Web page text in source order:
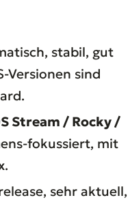
stabil, gut
Versionen sind
Stream / Rocky /
fokussiert, mit
sehr aktuell,